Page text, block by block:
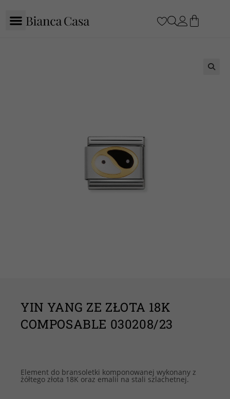
YIN YANG ZE ZŁOTA 18K
COMPOSABLE 030208/23
Element do bransoletki komponowanej wykonany z
żółtego złota 18K oraz emalii na stali szlachetnej.